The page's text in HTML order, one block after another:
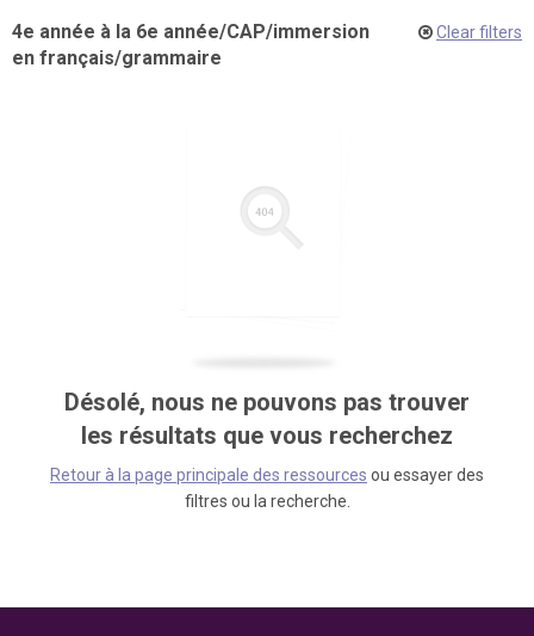
4e année à la 6e année/CAP/immersion
en français/grammaire
Clear filters
Désolé, nous ne pouvons pas trouver
les résultats que vous recherchez
Retour à la page principale des ressources ou essayer des
filtres ou la recherche.